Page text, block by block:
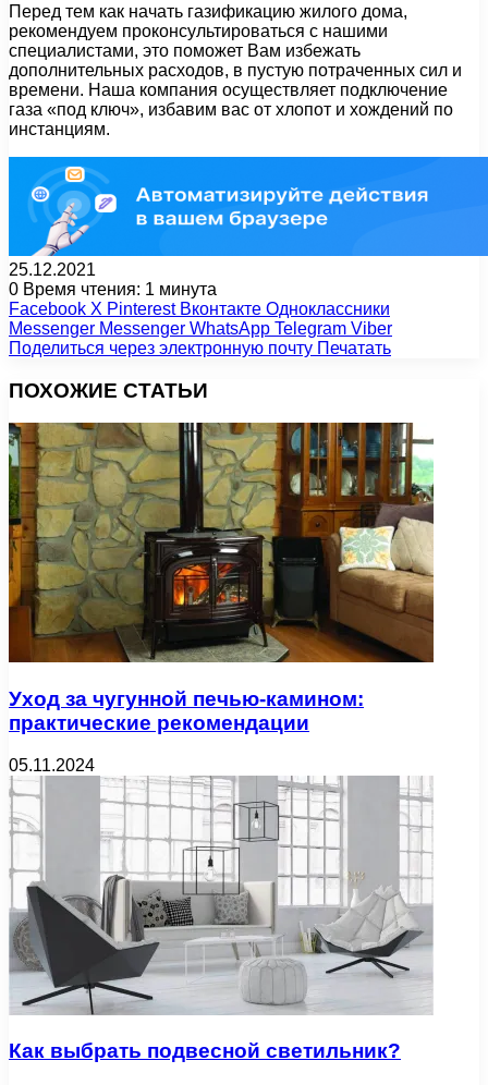
Перед тем как начать газификацию жилого дома,
рекомендуем проконсультироваться с нашими
специалистами, это поможет Вам избежать
дополнительных расходов, в пустую потраченных сил и
времени. Наша компания осуществляет подключение
газа «под ключ», избавим вас от хлопот и хождений по
инстанциям.
25.12.2021
0 Время чтения: 1 минута
Facebook X Pinterest Вконтакте Одноклассники
Messenger Messenger WhatsApp Telegram Viber
Поделиться через электронную почту Печатать
ПОХОЖИЕ СТАТЬИ
Уход за чугунной печью-камином:
практические рекомендации
05.11.2024
Как выбрать подвесной светильник?